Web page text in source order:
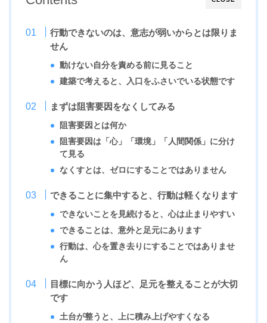
行動できないのは、意志が弱いからとは限りま
せん
動けない自分を責める前に見ること
建築で考えると、入口をふさいでいる状態です
まずは阻害要因をなくしてみる
阻害要因とは何か
阻害要因は「心」「環境」「人間関係」に分け
て見る
なくすとは、ゼロにすることではありません
できることに集中すると、行動は軽くなります
できないことを見続けると、心は止まりやすい
できることは、意外と足元にあります
行動は、心を置き去りにすることではありませ
ん
目標に向かう人ほど、足元を整えることが大切
です
土台が整うと、上に積み上げやすくなる